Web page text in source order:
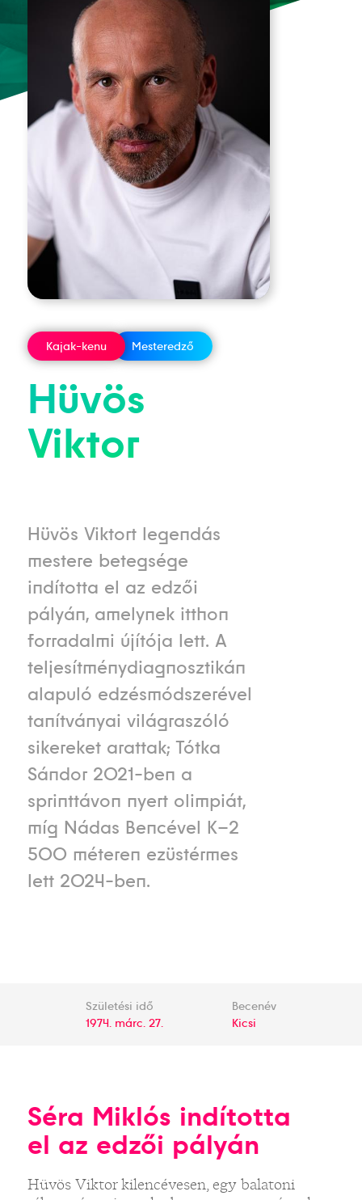
Kajak-kenu Mesteredző
Hüvös
Viktor
Hüvös Viktort legendás
mestere betegsége
indította el az edzői
pályán, amelynek itthon
forradalmi újítója lett. A
teljesítménydiagnosztikán
alapuló edzésmódszerével
tanítványai világraszóló
sikereket arattak; Tótka
Sándor 2021-ben a
sprinttávon nyert olimpiát,
míg Nádas Bencével K–2
500 méteren ezüstérmes
lett 2024-ben.
Születési idő
1974. márc. 27.
Becenév
Kicsi
Séra Miklós indította
el az edzői pályán
Hüvös Viktor kilencévesen, egy balatoni